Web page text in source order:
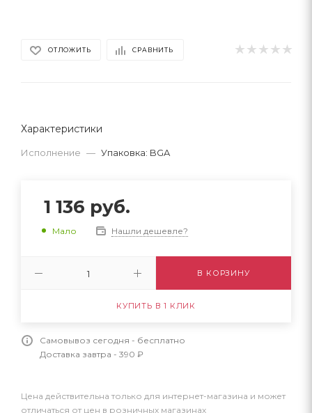
ОТЛОЖИТЬ СРАВНИТЬ
Характеристики
Исполнение — Упаковка: BGA
1 136 руб.
Мало Нашли дешевле?
В КОРЗИНУ
КУПИТЬ В 1 КЛИК
Самовывоз сегодня - бесплатно
Доставка завтра - 390 ₽
Цена действительна только для интернет-магазина и может
отличаться от цен в розничных магазинах